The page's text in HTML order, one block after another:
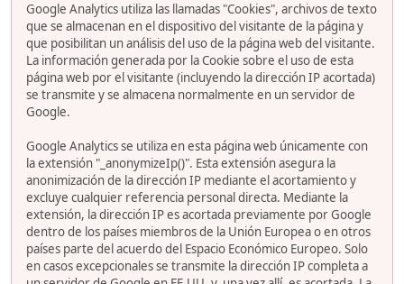
Google Analytics utiliza las llamadas "Cookies", archivos de texto
que se almacenan en el dispositivo del visitante de la página y
que posibilitan un análisis del uso de la página web del visitante.
La información generada por la Cookie sobre el uso de esta
página web por el visitante (incluyendo la dirección IP acortada)
se transmite y se almacena normalmente en un servidor de
Google.
Google Analytics se utiliza en esta página web únicamente con
la extensión "_anonymizeIp()". Esta extensión asegura la
anonimización de la dirección IP mediante el acortamiento y
excluye cualquier referencia personal directa. Mediante la
extensión, la dirección IP es acortada previamente por Google
dentro de los países miembros de la Unión Europea o en otros
países parte del acuerdo del Espacio Económico Europeo. Solo
en casos excepcionales se transmite la dirección IP completa a